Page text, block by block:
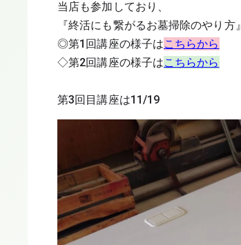
当店も参加しており、
『終活にも繋がるお墓掃除のやり方』
◎第1回講座の様子はこちらから
◇第2回講座の様子はこちらから
第3回目講座は11/19